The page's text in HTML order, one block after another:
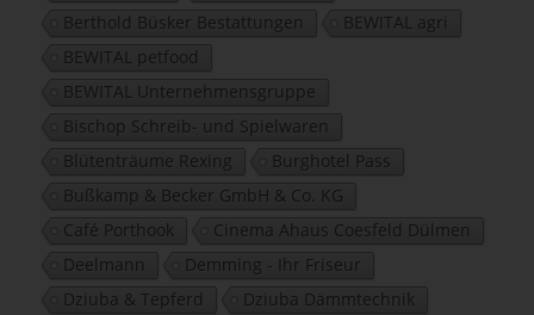
Berthold Büsker Bestattungen
BEWITAL agri
BEWITAL petfood
BEWITAL Unternehmensgruppe
Bischop Schreib- und Spielwaren
Blütenträume Rexing
Burghotel Pass
Bußkamp & Becker GmbH & Co. KG
Café Porthook
Cinema Ahaus Coesfeld Dülmen
Deelmann
Demming - Ihr Friseur
Dziuba & Tepferd
Dziuba Dämmtechnik